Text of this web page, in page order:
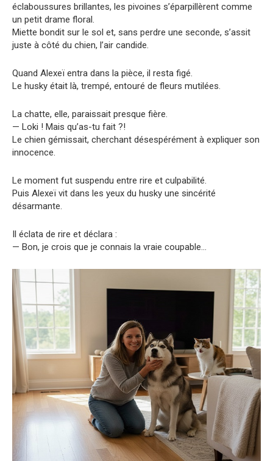
éclaboussures brillantes, les pivoines s’éparpillèrent comme
un petit drame floral.
Miette bondit sur le sol et, sans perdre une seconde, s’assit
juste à côté du chien, l’air candide.
Quand Alexeï entra dans la pièce, il resta figé.
Le husky était là, trempé, entouré de fleurs mutilées.
La chatte, elle, paraissait presque fière.
— Loki ! Mais qu’as-tu fait ?!
Le chien gémissait, cherchant désespérément à expliquer son
innocence.
Le moment fut suspendu entre rire et culpabilité.
Puis Alexeï vit dans les yeux du husky une sincérité
désarmante.
Il éclata de rire et déclara :
— Bon, je crois que je connais la vraie coupable…